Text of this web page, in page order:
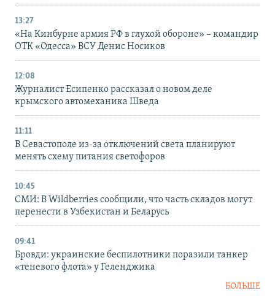
13:27
«На Кинбурне армия РФ в глухой обороне» – командир
ОТК «Одесса» ВСУ Денис Носиков
12:08
Журналист Есипенко рассказал о новом деле
крымского автомеханика Шведа
11:11
В Севастополе из-за отключений света планируют
менять схему питания светофоров
10:45
СМИ: В Wildberries сообщили, что часть складов могут
перенести в Узбекистан и Беларусь
09:41
Бровди: украинские беспилотники поразили танкер
«теневого флота» у Геленджика
БОЛЬШЕ